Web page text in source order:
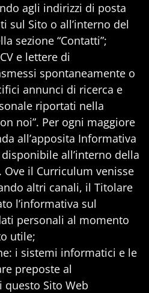
agli indirizzi di posta
sul Sito o all’interno del
sezione “Contatti”;
e lettere di
spontaneamente o
annunci di ricerca e
riportati nella
noi”. Per ogni maggiore
all’apposita Informativa
all’interno della
Ove il Curriculum venisse
altri canali, il Titolare
l’informativa sul
personali al momento
utile;
i sistemi informatici e le
preposte al
Sito Web